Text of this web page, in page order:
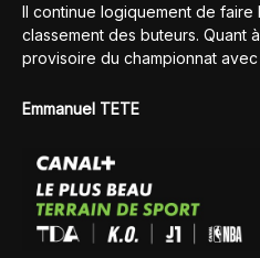
Il continue logiquement de faire
classement des buteurs. Quant
provisoire du championnat
Emmanuel TETE